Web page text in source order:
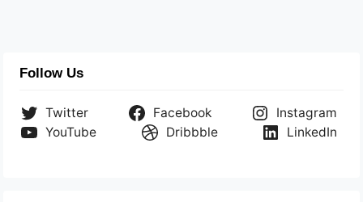
Follow Us
Twitter Facebook
Instagram
YouTube
Dribbble LinkedIn